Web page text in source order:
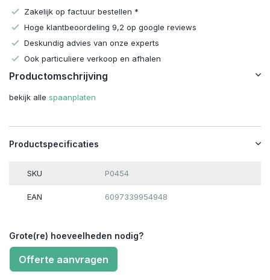
Zakelijk op factuur bestellen *
Hoge klantbeoordeling 9,2 op google reviews
Deskundig advies van onze experts
Ook particuliere verkoop en afhalen
Productomschrijving
bekijk alle spaanplaten
Productspecificaties
SKU P0454
EAN 6097339954948
Grote(re) hoeveelheden nodig?
Offerte aanvragen